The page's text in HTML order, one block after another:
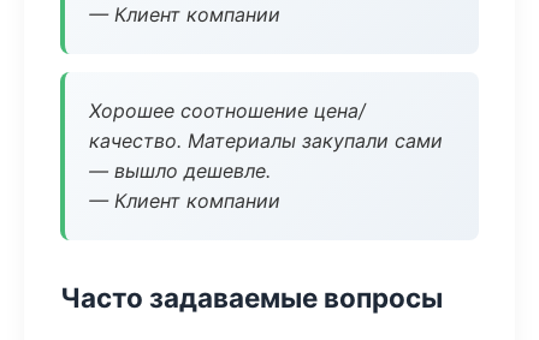
— Клиент компании
Хорошее соотношение цена/
качество. Материалы закупали сами
— вышло дешевле.
— Клиент компании
Часто задаваемые вопросы